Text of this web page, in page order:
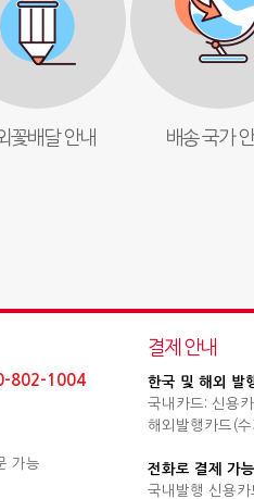
꽃배달 안내 배송 국가
802-1004
가능
결제 안내
한국 및 해외 발
국내카드: 신용
해외발행카드(
전화로 결제 가
국내발행 신용